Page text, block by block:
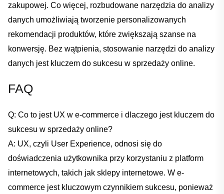
zakupowej. Co więcej, rozbudowane narzędzia do analizy
danych umożliwiają tworzenie personalizowanych
rekomendacji produktów, które⁢ zwiększają szanse na​
konwersję. Bez wątpienia, stosowanie narzędzi do analizy
danych‌ jest kluczem do sukcesu w sprzedaży online.⁣
FAQ
Q: Co to jest‌ UX w e-commerce i dlaczego‍ jest kluczem do
sukcesu w sprzedaży online?
A: UX, czyli User⁣ Experience, odnosi się‍ do
⁣doświadczenia użytkownika przy korzystaniu z platform
internetowych, takich jak sklepy ​internetowe. W e-
commerce jest kluczowym ‌czynnikiem sukcesu, ponieważ